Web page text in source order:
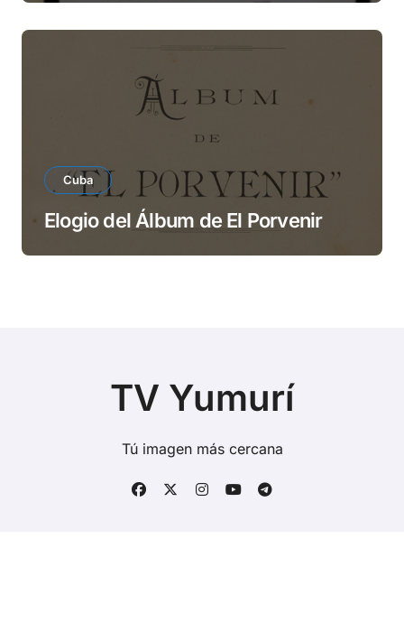
Cuba
Elogio del Álbum de El Porvenir
TV Yumurí
Tú imagen más cercana